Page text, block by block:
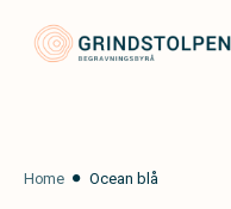
Home Ocean blå